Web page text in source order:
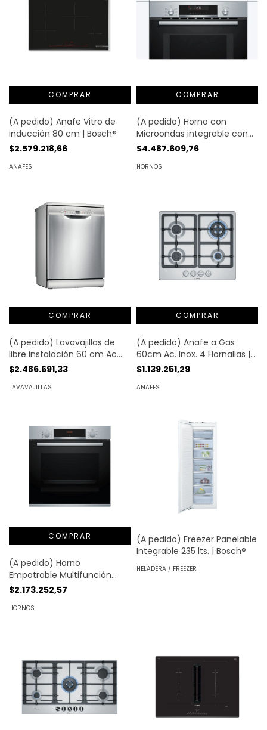
(A pedido) Anafe Vitro de
inducción 80 cm | Bosch®
$2.579.218,66
ANAFES
(A pedido) Horno con
Microondas integrable con
aire caliente 60 x 45 cm Ac.
$4.487.609,76
HORNOS
(A pedido) Lavavajillas de
libre instalación 60 cm Ac.
Inox. antihuellas | Bosch®
$2.486.691,33
LAVAVAJILLAS
(A pedido) Anafe a Gas
60cm Ac. Inox. 4 Hornallas |
Bosch®
$1.139.251,29
ANAFES
(A pedido) Horno
Empotrable Multifunción
Vapor - Comandos 71 lts. |
$2.173.252,57
HORNOS
(A pedido) Freezer Panelable
Integrable 235 lts. | Bosch®
HELADERA / FREEZER